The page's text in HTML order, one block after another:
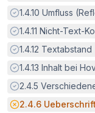
Erfüllt:
1.4.10 Umfluss
Erfüllt:
1.4.11 Nicht-Text-
Erfüllt:
1.4.12 Textabstand
Erfüllt:
1.4.13 Inhalt bei
Erfüllt:
2.4.5
Potenzielle
2.4.6